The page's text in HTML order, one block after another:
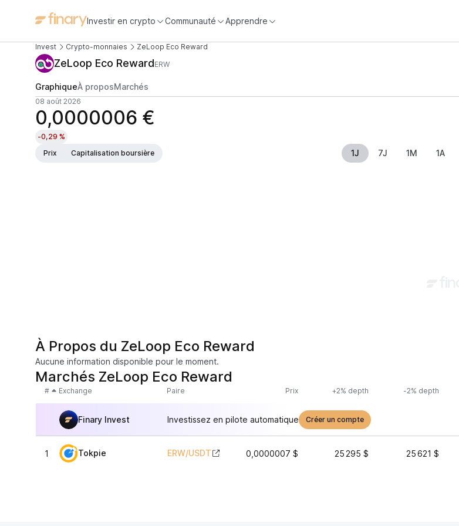
Investir en crypto Communauté Apprendre
Invest Crypto-monnaies ZeLoop Eco Reward
ZeLoop Eco RewardERW
GraphiqueÀ proposMarchés
08 août 2026
0,0000006 €
-0,29 %
Prix
Capitalisation boursière 1J 7J 1M 1A
À Propos du ZeLoop Eco Reward
Aucune information disponible pour le moment.
Marchés ZeLoop Eco Reward
# Exchange Paire Prix +2% depth -2% depth
Finary Invest Investissez en pilote automatique Créer un compte
1 Tokpie ERW/USDT 0,0000007 $ 25 295 $ 25 621 $